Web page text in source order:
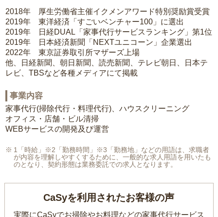
2018年 厚生労働省主催イクメンアワード特別奨励賞受賞
2019年 東洋経済「すごいベンチャー100」に選出
2019年 日経DUAL「家事代行サービスランキング」第1位
2019年 日本経済新聞「NEXTユニコーン」企業選出
2022年 東京証券取引所マザーズ上場
他、日経新聞、朝日新聞、読売新聞、テレビ朝日、日本テ
レビ、TBSなど各種メディアにて掲載
事業内容
家事代行(掃除代行・料理代行)、ハウスクリーニング
オフィス・店舗・ビル清掃
WEBサービスの開発及び運営
1「時給」※2「勤務時間」※3「勤務地」などの用語は、求職者
が内容を理解しやすくするために、一般的な求人用語を用いたも
のとなり、契約形態は業務委託での求人となります。
CaSyを利用されたお客様の声
実際にCaSyでお掃除やお料理などの家事代行サービス